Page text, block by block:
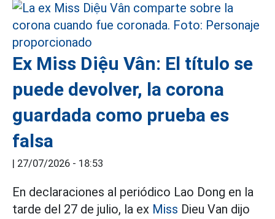
Ex Miss Diệu Vân: El título se
puede devolver, la corona
guardada como prueba es
falsa
| 27/07/2026 - 18:53
En declaraciones al periódico Lao Dong en la
tarde del 27 de julio, la ex Miss Dieu Van dijo